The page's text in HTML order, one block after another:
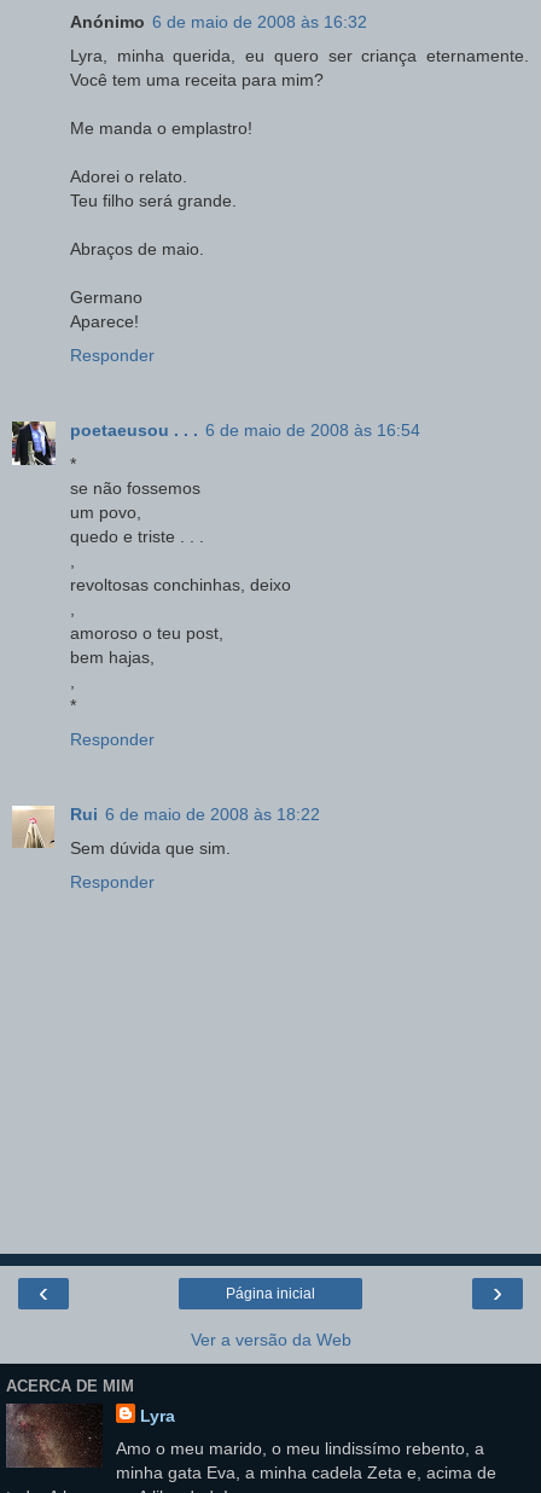
Anónimo 6 de maio de 2008 às 16:32
Lyra, minha querida, eu quero ser criança eternamente.
Você tem uma receita para mim?
Me manda o emplastro!
Adorei o relato.
Teu filho será grande.
Abraços de maio.
Germano
Aparece!
Responder
poetaeusou . . . 6 de maio de 2008 às 16:54
*
se não fossemos
um povo,
quedo e triste . . .
,
revoltosas conchinhas, deixo
,
amoroso o teu post,
bem hajas,
,
*
Responder
Rui 6 de maio de 2008 às 18:22
Sem dúvida que sim.
Responder
‹ ›
Página inicial
Ver a versão da Web
ACERCA DE MIM
Lyra
Amo o meu marido, o meu lindissímo rebento, a
minha gata Eva, a minha cadela Zeta e, acima de